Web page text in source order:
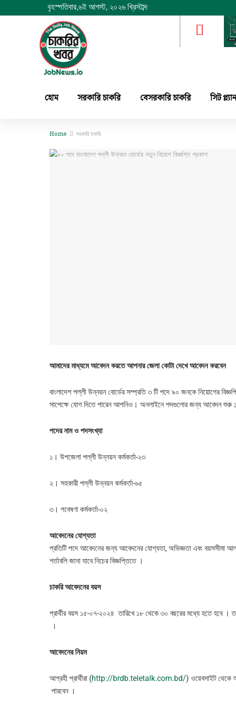
বৃহস্পতিবার,৬ই আগস্ট, ২০২৬ খ্রিস্টাব্দ
হোম সরকারি চাকরি বেসরকারি চাকরি সিট
Home সরকারি চাকরি
আমাদের মাধ্যমে আবেদন করতে আপনার জেলা কোটা দেখে আবেদন করবেন
বাংলাদেশ পল্লী উন্নয়ন বোর্ডের সম্প্রতি ৩ টি পদে ৯০ জনকে নিয়োগের
সাপেক্ষে যোগ দিতে পারেন আপনিও। অনলাইনে পদগুলোর জন্য আবেদন
পদের নাম ও পদসংখ্যা
১। উপজেলা পল্লী উন্নয়ন কর্মকর্তা-২৩
২। সহকারী পল্লী উন্নয়ন কর্মকর্তা-৬৫
৩। গবেষণা কর্মকর্তা-০২
আবেদনেরযোগ্যতা
প্রতিটি পদে আবেদনের জন্য আবেদনের যোগ্যতা, অভিজ্ঞতা এবং বয়সসীমা
শর্তাবলি জানা যাবে নিচের বিজ্ঞপ্তিতে ।
চাকরি আবেদনেরবয়স
প্রার্থীর বয়স ১৫-০৭-২০২৪ তারিখে ১৮ থেকে ৩০ বছরের মধ্যে হতে হবে
।
আবেদনের নিয়ম
আগ্রহী প্রার্থীরা (http://brdb.teletalk.com.bd/) ওয়েবসাইট থেকে
পারবেন ।